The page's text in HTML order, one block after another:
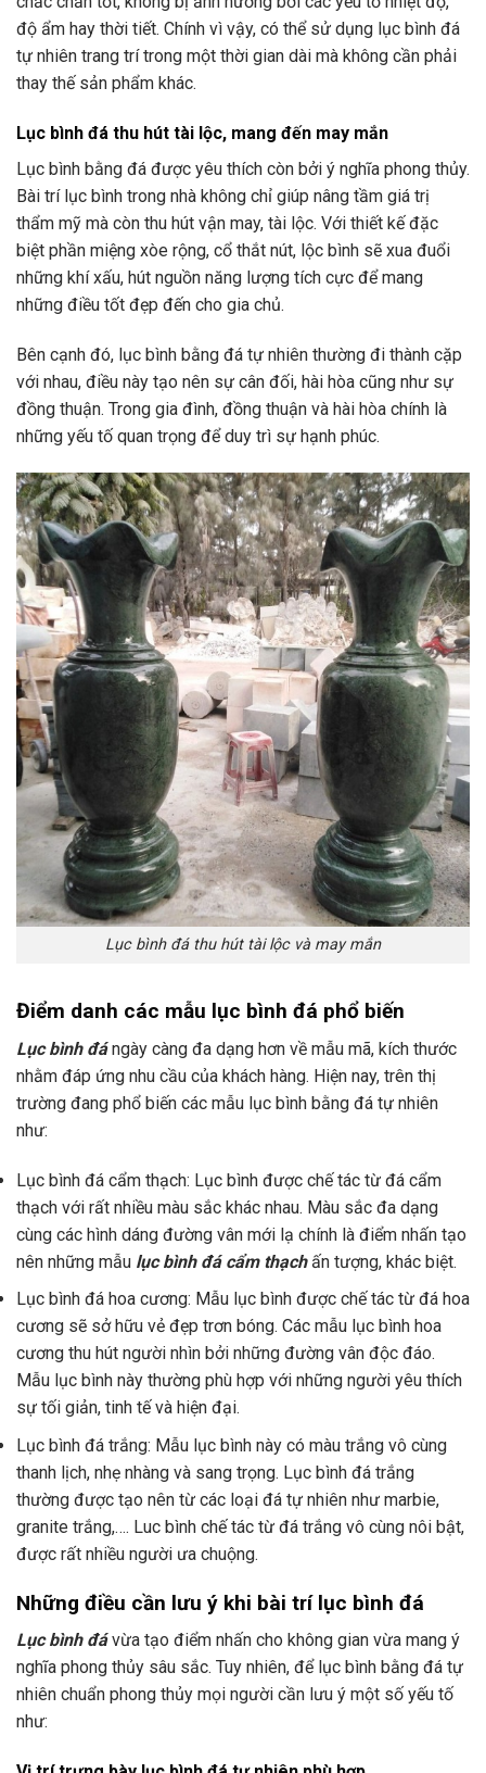
độ ẩm hay thời tiết. Chính vì vậy, có thể sử dụng lục bình đá
tự nhiên trang trí trong một thời gian dài mà không cần phải
thay thế sản phẩm khác.
Lục bình đá thu hút tài lộc, mang đến may mắn
Lục bình bằng đá được yêu thích còn bởi ý nghĩa phong thủy.
Bài trí lục bình trong nhà không chỉ giúp nâng tầm giá trị
thẩm mỹ mà còn thu hút vận may, tài lộc. Với thiết kế đặc
biệt phần miệng xòe rộng, cổ thắt nút, lộc bình sẽ xua đuổi
những khí xấu, hút nguồn năng lượng tích cực để mang
những điều tốt đẹp đến cho gia chủ.
Bên cạnh đó, lục bình bằng đá tự nhiên thường đi thành cặp
với nhau, điều này tạo nên sự cân đối, hài hòa cũng như sự
đồng thuận. Trong gia đình, đồng thuận và hài hòa chính là
những yếu tố quan trọng để duy trì sự hạnh phúc.
Lục bình đá thu hút tài lộc và may mắn
Điểm danh các mẫu lục bình đá phổ biến
Lục bình đángày càng đa dạng hơn về mẫu mã, kích thước
nhằm đáp ứng nhu cầu của khách hàng. Hiện nay, trên thị
trường đang phổ biến các mẫu lục bình bằng đá tự nhiên
như:
Lục bình đá cẩm thạch: Lục bình được chế tác từ đá cẩm
thạch với rất nhiều màu sắc khác nhau. Màu sắc đa dạng
cùng các hình dáng đường vân mới lạ chính là điểm nhấn tạo
nên những mẫu lục bình đá cẩm thạchấn tượng, khác biệt.
Lục bình đá hoa cương: Mẫu lục bình được chế tác từ đá hoa
cương sẽ sở hữu vẻ đẹp trơn bóng. Các mẫu lục bình hoa
cương thu hút người nhìn bởi những đường vân độc đáo.
Mẫu lục bình này thường phù hợp với những người yêu thích
sự tối giản, tinh tế và hiện đại.
Lục bình đá trắng: Mẫu lục bình này có màu trắng vô cùng
thanh lịch, nhẹ nhàng và sang trọng. Lục bình đá trắng
thường được tạo nên từ các loại đá tự nhiên như marbie,
granite trắng,…. Luc bình chế tác từ đá trắng vô cùng nôi bật,
được rất nhiều người ưa chuộng.
Những điều cần lưu ý khi bài trí lục bình đá
Lục bình đávừa tạo điểm nhấn cho không gian vừa mang ý
nghĩa phong thủy sâu sắc. Tuy nhiên, để lục bình bằng đá tự
nhiên chuẩn phong thủy mọi người cần lưu ý một số yếu tố
như: